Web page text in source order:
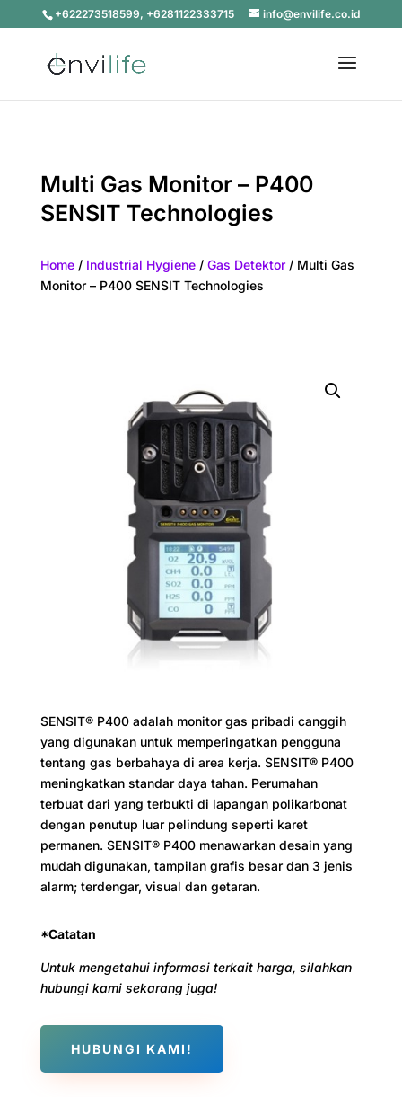
+622273518599, +6281122333715 info@envilife.co.id
Multi Gas Monitor – P400
SENSIT Technologies
Home/ Industrial Hygiene/ Gas Detektor/ Multi Gas
Monitor – P400 SENSIT Technologies
SENSIT® P400 adalah monitor gas pribadi canggih
yang digunakan untuk memperingatkan pengguna
tentang gas berbahaya di area kerja. SENSIT® P400
meningkatkan standar daya tahan. Perumahan
terbuat dari yang terbukti di lapangan polikarbonat
dengan penutup luar pelindung seperti karet
permanen. SENSIT® P400 menawarkan desain yang
mudah digunakan, tampilan grafis besar dan 3 jenis
alarm; terdengar, visual dan getaran.
*Catatan
Untuk mengetahui informasi terkait harga, silahkan
hubungi kami sekarang juga!
HUBUNGI KAMI!